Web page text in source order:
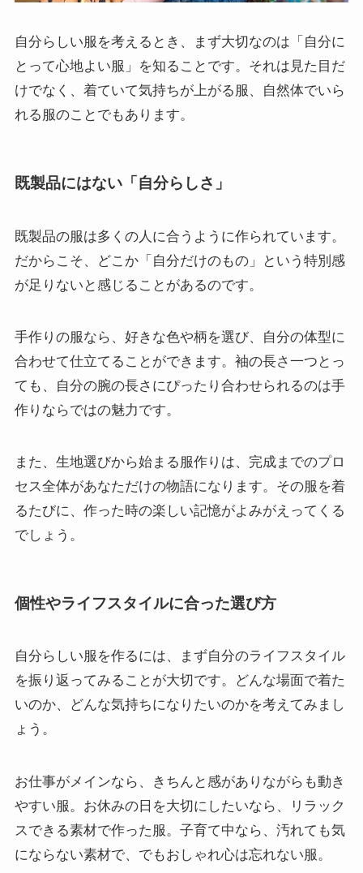
自分らしい服を考えるとき、まず大切なのは「自分に
とって心地よい服」を知ることです。それは見た目だ
けでなく、着ていて気持ちが上がる服、自然体でいら
れる服のことでもあります。
既製品にはない「自分らしさ」
既製品の服は多くの人に合うように作られています。
だからこそ、どこか「自分だけのもの」という特別感
が足りないと感じることがあるのです。
手作りの服なら、好きな色や柄を選び、自分の体型に
合わせて仕立てることができます。袖の長さ一つとっ
ても、自分の腕の長さにぴったり合わせられるのは手
作りならではの魅力です。
また、生地選びから始まる服作りは、完成までのプロ
セス全体があなただけの物語になります。その服を着
るたびに、作った時の楽しい記憶がよみがえってくる
でしょう。
個性やライフスタイルに合った選び方
自分らしい服を作るには、まず自分のライフスタイル
を振り返ってみることが大切です。どんな場面で着た
いのか、どんな気持ちになりたいのかを考えてみまし
ょう。
お仕事がメインなら、きちんと感がありながらも動き
やすい服。お休みの日を大切にしたいなら、リラック
スできる素材で作った服。子育て中なら、汚れても気
にならない素材で、でもおしゃれ心は忘れない服。